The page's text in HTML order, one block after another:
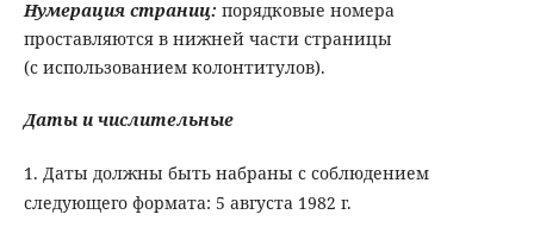
Нумерация страниц: порядковые номера
проставляются в нижней части страницы
(с использованием колонтитулов).
Даты и числительные
1. Даты должны быть набраны с соблюдением
следующего формата: 5 августа 1982 г.